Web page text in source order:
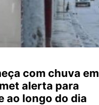
com chuva em
alerta para
ao longo do dia